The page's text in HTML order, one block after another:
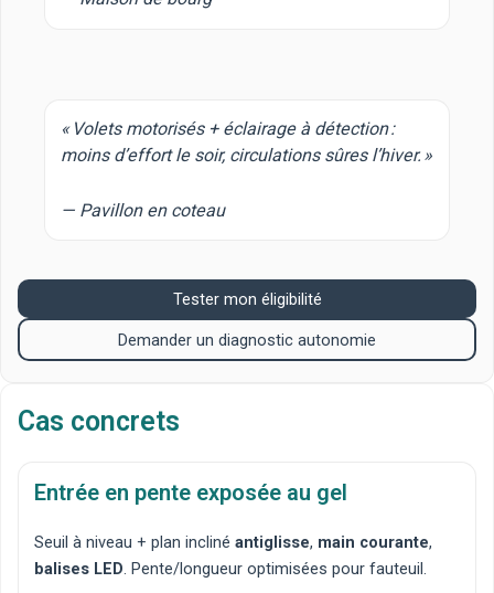
« Volets motorisés + éclairage à détection :
moins d’effort le soir, circulations sûres l’hiver. »
— Pavillon en coteau
Tester mon éligibilité
Demander un diagnostic autonomie
Cas concrets
Entrée en pente exposée au gel
Seuil à niveau + plan inclinéantiglisse, main courante,
balises LED. Pente/longueur optimisées pour fauteuil.